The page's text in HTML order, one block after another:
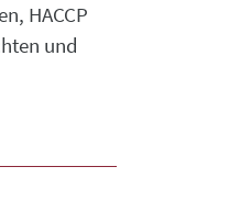
HACCP
und